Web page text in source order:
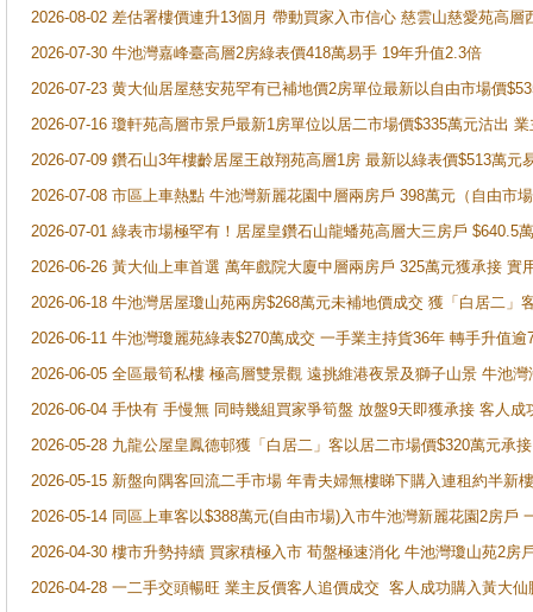
2026-08-02 差估署樓價連升13個月 帶動買家入市信心 慈雲山慈愛苑高層
2026-07-30 牛池灣嘉峰臺高層2房綠表價418萬易手 19年升值2.3倍
2026-07-23 黄大仙居屋慈安苑罕有已補地價2房單位最新以自由市場價
2026-07-16 瓊軒苑高層市景戶最新1房單位以居二市場價$335萬元沽出
2026-07-09 鑽石山3年樓齡居屋王啟翔苑高層1房 最新以綠表價$513萬元
2026-07-08 市區上車熱點 牛池灣新麗花園中層兩房戶 398萬元（自由市
2026-07-01 綠表市場極罕有！居屋皇鑽石山龍蟠苑高層大三房戶
2026-06-26 黃大仙上車首選 萬年戲院大廈中層兩房戶 325萬元獲承接 實
2026-06-18 牛池灣居屋瓊山苑兩房$268萬元未補地價成交 獲「白居二」
2026-06-11 牛池灣瓊麗苑綠表$270萬成交 一手業主持貨36年 轉手升值逾
2026-06-05 全區最筍私樓 極高層雙景觀 遠挑維港夜景及獅子山景 牛池
2026-06-04 手快有 手慢無 同時幾組買家爭筍盤 放盤9天即獲承接 客人
2026-05-28 九龍公屋皇鳳德邨獲「白居二」客以居二市場價$320萬元承接
2026-05-15 新盤向隅客回流二手市場 年青夫婦無樓睇下購入連租約半新
2026-05-14 同區上車客以$388萬元(自由市場)入市牛池灣新麗花園2房戶
2026-04-30 樓市升勢持續 買家積極入市 荀盤極速消化 牛池灣瓊山苑2房
2026-04-28 一二手交頭暢旺 業主反價客人追價成交 客人成功購入黃大